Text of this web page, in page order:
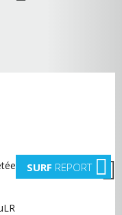
SURF REPORT
suivante